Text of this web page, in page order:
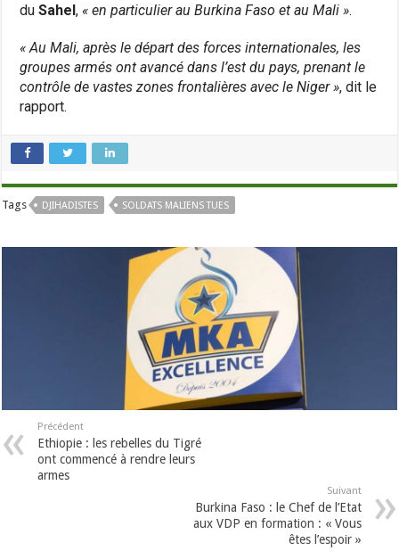
duSahel, « en particulier au Burkina Faso et au Mali ».
« Au Mali, après le départ des forces internationales, les
groupes armés ont avancé dans l’est du pays, prenant le
contrôle de vastes zones frontalières avec le Niger », dit le
rapport.
Tags DJIHADISTES SOLDATS MALIENS TUES
Précédent
Ethiopie : les rebelles du Tigré
ont commencé à rendre leurs
armes
Suivant
Burkina Faso : le Chef de l’Etat
aux VDP en formation : « Vous
êtes l’espoir »